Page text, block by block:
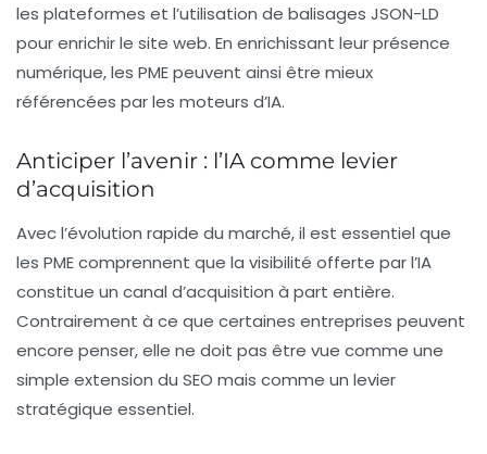
les plateformes et l’utilisation de balisages JSON-LD
pour enrichir le site web. En enrichissant leur présence
numérique, les PMEpeuvent ainsi être mieux
référencées par les moteurs d’IA.
Anticiper l’avenir : l’IA comme levier
d’acquisition
Avec l’évolution rapide du marché, il est essentiel que
les PME comprennent que la visibilité offerte par l’IA
constitue un canal d’acquisition à part entière.
Contrairement à ce que certaines entreprises peuvent
encore penser, elle ne doit pas être vue comme une
simple extension du SEO mais comme un levier
stratégique essentiel.